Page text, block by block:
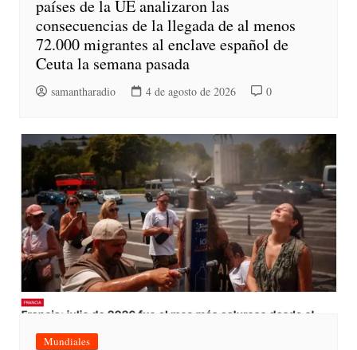
países de la UE analizaron las
consecuencias de la llegada de al menos
72.000 migrantes al enclave español de
Ceuta la semana pasada
samantharadio 4 de agosto de 2026 0
Mundiales